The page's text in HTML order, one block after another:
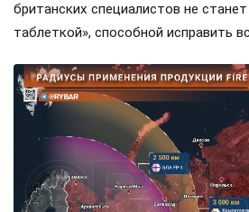
британских специалистов не
таблеткой», способной исправить